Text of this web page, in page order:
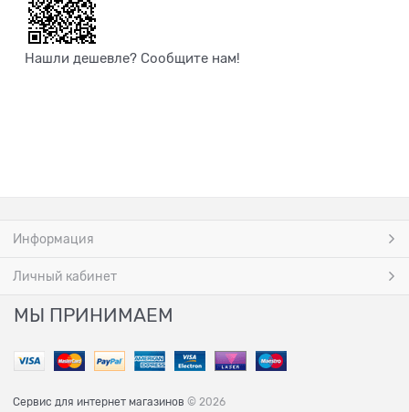
Нашли дешевле? Сообщите нам!
Информация
Личный кабинет
МЫ ПРИНИМАЕМ
Сервис для интернет магазинов © 2026